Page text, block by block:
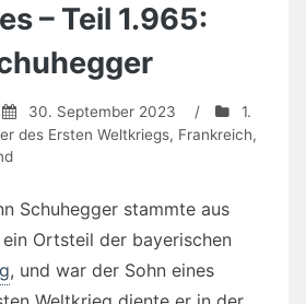
– Teil 1.965:
30. September 2023 /
1.
des Ersten Weltkriegs, Frankreich,
Schuhegger stammte aus
Ortsteil der bayerischen
, und war der Sohn eines